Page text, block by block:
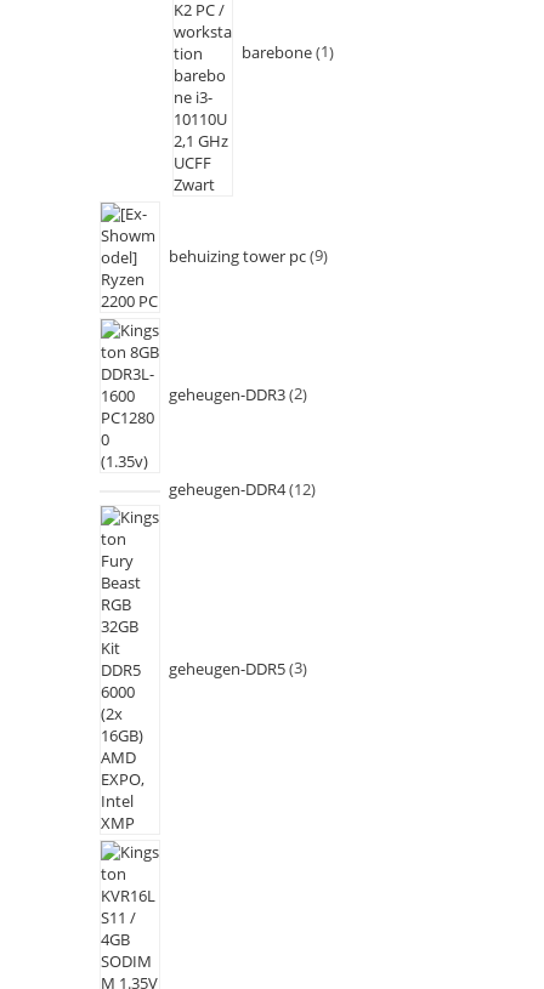
barebone 1
behuizing tower pc 9
geheugen-DDR3 2
geheugen-DDR4 12
geheugen-DDR5 3